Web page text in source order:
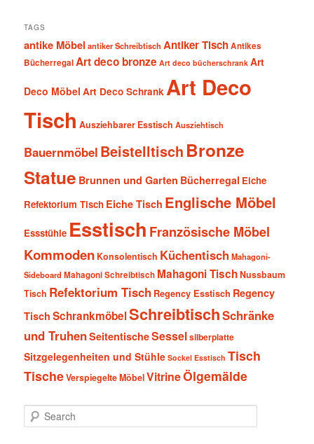
TAGS
antike Möbel antiker Schreibtisch Antiker TischAntikes
BücherregalArt deco bronze Art deco bücherschrank Art
Deco Möbel Art Deco Schrank Art Deco
Tisch Ausziehbarer Esstisch Ausziehtisch
Bauernmöbel Beistelltisch Bronze
Statue Brunnen und Garten Bücherregal Eiche
Refektorium Tisch Eiche Tisch Englische Möbel
Essstühle Esstisch Französische Möbel
Kommoden Konsolentisch Küchentisch Mahagoni-
SideboardMahagoni Schreibtisch Mahagoni TischNussbaum
Tisch Refektorium Tisch Regency Esstisch Regency
Tisch SchrankmöbelSchreibtischSchränke
und TruhenSeitentischeSesselsilberplatte
Sitzgelegenheiten und Stühle Sockel Esstisch Tisch
TischeVerspiegelte MöbelVitrineÖlgemälde
e